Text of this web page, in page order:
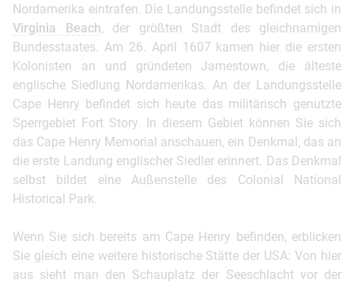
Nordamerika eintrafen. Die Landungsstelle befindet sich in
Virginia Beach, der größten Stadt des gleichnamigen
Bundesstaates. Am 26. April 1607 kamen hier die ersten
Kolonisten an und gründeten Jamestown, die älteste
englische Siedlung Nordamerikas. An der Landungsstelle
Cape Henry befindet sich heute das militärisch genutzte
Sperrgebiet Fort Story. In diesem Gebiet können Sie sich
das Cape Henry Memorial anschauen, ein Denkmal, das an
die erste Landung englischer Siedler erinnert. Das Denkmal
selbst bildet eine Außenstelle des Colonial National
Historical Park.
Wenn Sie sich bereits am Cape Henry befinden, erblicken
Sie gleich eine weitere historische Stätte der USA: Von hier
aus sieht man den Schauplatz der Seeschlacht vor der